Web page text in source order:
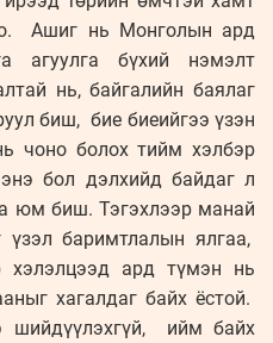
Ашиг нь Монголын ард
агуулга бүхий нэмэлт
нь, байгалийн баялаг
биш, бие биеийгээ үзэн
чоно болох тийм хэлбэр
бол дэлхийд байдаг л
юм биш. Тэгэхлээр манай
баримтлалын ялгаа,
хэлэлцээд ард түмэн нь
хагалдаг байх ёстой.
шийдүүлэхгүй, ийм байх